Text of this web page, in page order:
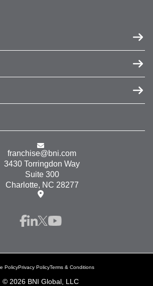
franchise@bni.com
3430 Torringdon Way
Suite 300
Charlotte, NC 28277
PolicyPrivacy PolicyTerms & Conditions
© 2026 BNI Global, LLC